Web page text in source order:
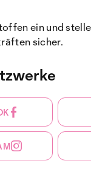
ein und
sicher.